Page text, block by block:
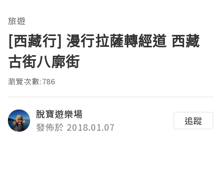
旅遊
[西藏行] 漫行拉薩轉經道 西藏
古街八廓街
瀏覽次數:786
脫寶遊樂場
發佈於 2018.01.07
追蹤